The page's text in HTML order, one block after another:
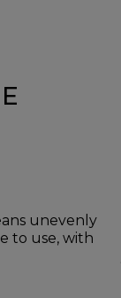
unevenly
to use, with